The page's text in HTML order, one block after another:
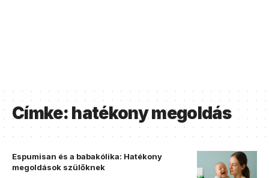
Címke: hatékony megoldás
Espumisan és a babakólika: Hatékony
megoldások szülőknek